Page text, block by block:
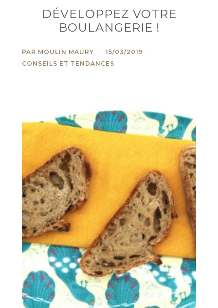
DÉVELOPPEZ VOTRE
BOULANGERIE !
PAR MOULIN MAURY
15/03/2019
CONSEILS ET TENDANCES